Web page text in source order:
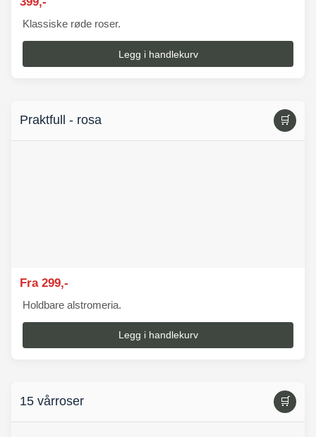
Klassiske røde roser.
Legg i handlekurv
Praktfull - rosa 🛒
Fra 299,-
Holdbare alstromeria.
Legg i handlekurv
15 vårroser 🛒